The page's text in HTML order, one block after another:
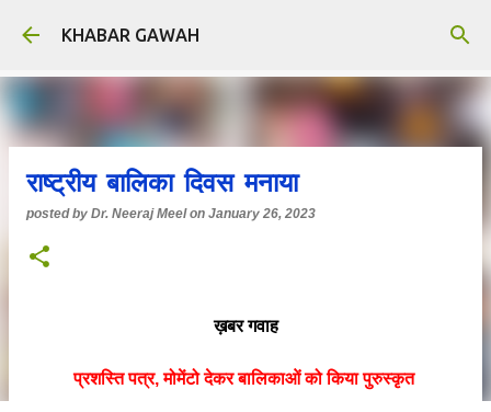
Skip to main content
KHABAR GAWAH
राष्ट्रीय बालिका दिवस मनाया
posted by Dr. Neeraj Meel on January 26, 2023
ख़बर गवाह
प्रशस्ति पत्र, मोमेंटो देकर बालिकाओं को किया पुरुस्कृत